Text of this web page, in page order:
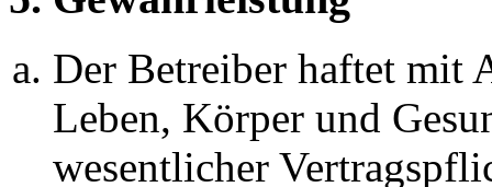
Der Betreiber haftet mit
Leben, Körper und
wesentlicher